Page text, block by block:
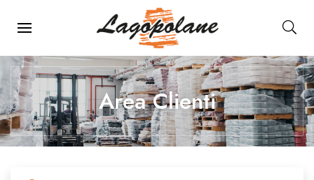
Menu Principale
Area Clienti